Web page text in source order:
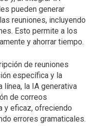
pueden generar
reuniones, incluyendo
Esto permite a los
y ahorrar tiempo.
de reuniones
específica y la
línea, la IA generativa
de correos
y eficaz, ofreciendo
errores gramaticales.